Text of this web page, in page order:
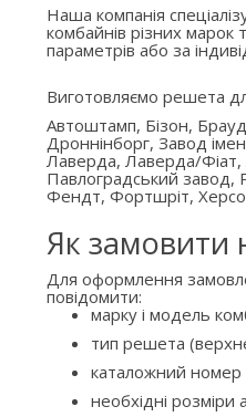
Наша компанія
комбайнів різних
параметрів або за
Виготовляємо решета
Автоштамп, Бізон,
Дроннінборг, Завод
Лаверда, Лаверда/
Павлоградський завод,
Фендт, Фортшріт,
Як замовити
Для оформлення
повідомити:
марку і модель
тип решета
каталожний номер
необхідні розміри